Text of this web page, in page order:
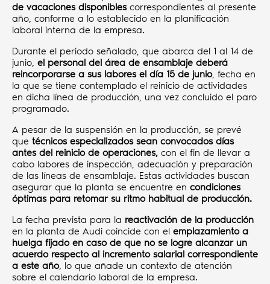
de vacaciones disponibles correspondientes al presente
año, conforme a lo establecido en la planificación
laboral interna de la empresa.
Durante el periodo señalado, que abarca del 1 al 14 de
junio, el personal del área de ensamblaje deberá
reincorporarse a sus labores el día 15 de junio, fecha en
la que se tiene contemplado el reinicio de actividades
en dicha línea de producción, una vez concluido el paro
programado.
A pesar de la suspensión en la producción, se prevé
que técnicos especializados sean convocados días
antes del reinicio de operaciones, con el fin de llevar a
cabo labores de inspección, adecuación y preparación
de las líneas de ensamblaje. Estas actividades buscan
asegurar que la planta se encuentre en condiciones
óptimas para retomar su ritmo habitual de producción.
La fecha prevista para la reactivación de la producción
en la planta de Audi coincide con el emplazamiento a
huelga fijado en caso de que no se logre alcanzar un
acuerdo respecto al incremento salarial correspondiente
a este año, lo que añade un contexto de atención
sobre el calendario laboral de la empresa.